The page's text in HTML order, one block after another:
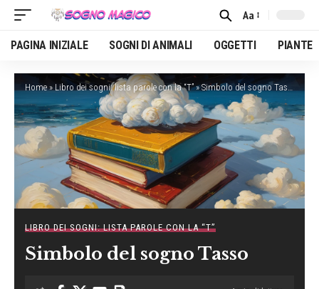
Font
Resizer
Aa
PAGINA INIZIALE SOGNI DI ANIMALI OGGETTI PIANTE
Home»Libro dei sogni: lista parole con la “T”»Simbolo del sogno Tasso
LIBRO DEI SOGNI: LISTA PAROLE CON LA “T”
Simbolo del sogno Tasso